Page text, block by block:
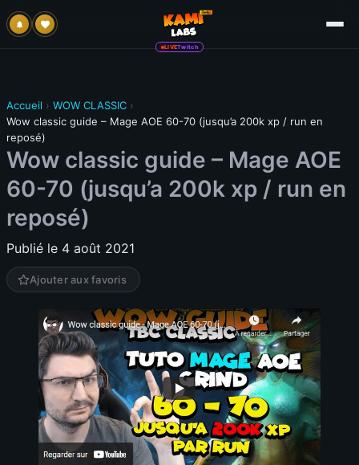
LIVETwitch
Accueil › WOW CLASSIC ›
Wow classic guide – Mage AOE 60-70 (jusqu’a 200k xp / run en
reposé)
Wow classic guide – Mage AOE
60-70 (jusqu’a 200k xp / run en
reposé)
Publié le 4 août 2021
Ajouter aux favoris